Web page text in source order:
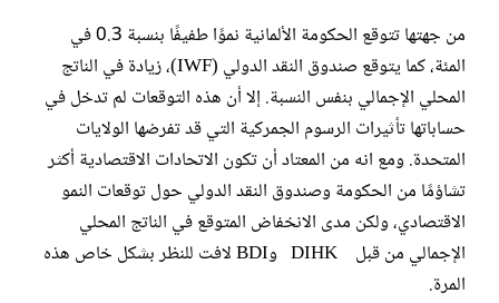
من جهتها تتوقع الحكومة الألمانية نموًا طفيفًا بنسبة 0.3 في
المئة، كما يتوقع صندوق النقد الدولي (IWF)، زيادة في الناتج
المحلي الإجمالي بنفس النسبة. إلا أن هذه التوقعات لم تدخل في
حساباتها تأثيرات الرسوم الجمركية التي قد تفرضها الولايات
المتحدة. ومع انه من المعتاد أن تكون الاتحادات الاقتصادية أكثر
تشاؤمًا من الحكومة وصندوق النقد الدولي حول توقعات النمو
الاقتصادي، ولكن مدى الانخفاض المتوقع في الناتج المحلي
الإجمالي من قبل DIHK وBDI لافت للنظر بشكل خاص هذه
المرة.